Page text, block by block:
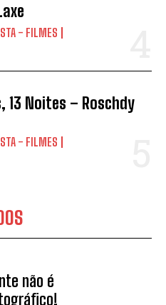
- FILMES
13 Noites – Roschdy
- FILMES
não é